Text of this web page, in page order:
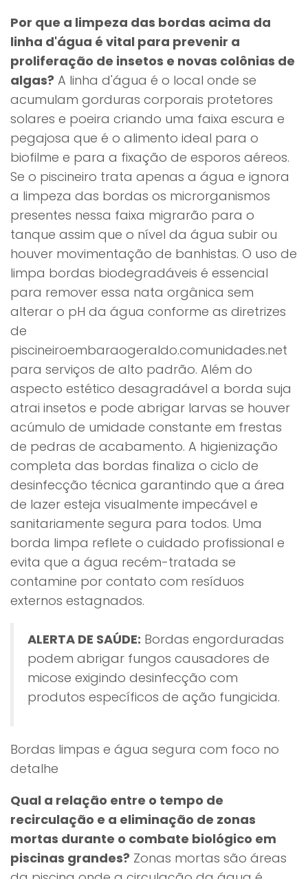
Por que a limpeza das bordas acima da
linha d'água é vital para prevenir a
proliferação de insetos e novas colônias de
algas? A linha d'água é o local onde se
acumulam gorduras corporais protetores
solares e poeira criando uma faixa escura e
pegajosa que é o alimento ideal para o
biofilme e para a fixação de esporos aéreos.
Se o piscineiro trata apenas a água e ignora
a limpeza das bordas os microrganismos
presentes nessa faixa migrarão para o
tanque assim que o nível da água subir ou
houver movimentação de banhistas. O uso de
limpa bordas biodegradáveis é essencial
para remover essa nata orgânica sem
alterar o pH da água conforme as diretrizes
de
piscineiroembaraogeraldo.comunidades.net
para serviços de alto padrão. Além do
aspecto estético desagradável a borda suja
atrai insetos e pode abrigar larvas se houver
acúmulo de umidade constante em frestas
de pedras de acabamento. A higienização
completa das bordas finaliza o ciclo de
desinfecção técnica garantindo que a área
de lazer esteja visualmente impecável e
sanitariamente segura para todos. Uma
borda limpa reflete o cuidado profissional e
evita que a água recém-tratada se
contamine por contato com resíduos
externos estagnados.
ALERTA DE SAÚDE: Bordas engorduradas
podem abrigar fungos causadores de
micose exigindo desinfecção com
produtos específicos de ação fungicida.
Bordas limpas e água segura com foco no
detalhe
Qual a relação entre o tempo de
recirculação e a eliminação de zonas
mortas durante o combate biológico em
piscinas grandes? Zonas mortas são áreas